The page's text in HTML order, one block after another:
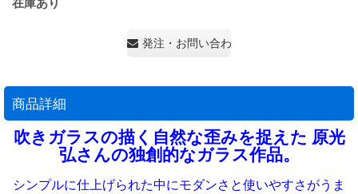
発注・お問い合わせ・見積もり依頼
商品詳細
吹きガラスの描く自然な歪みを捉えた 原光
弘さんの独創的なガラス作品。
シンプルに仕上げられた中にモダンさと使いやすさがうま